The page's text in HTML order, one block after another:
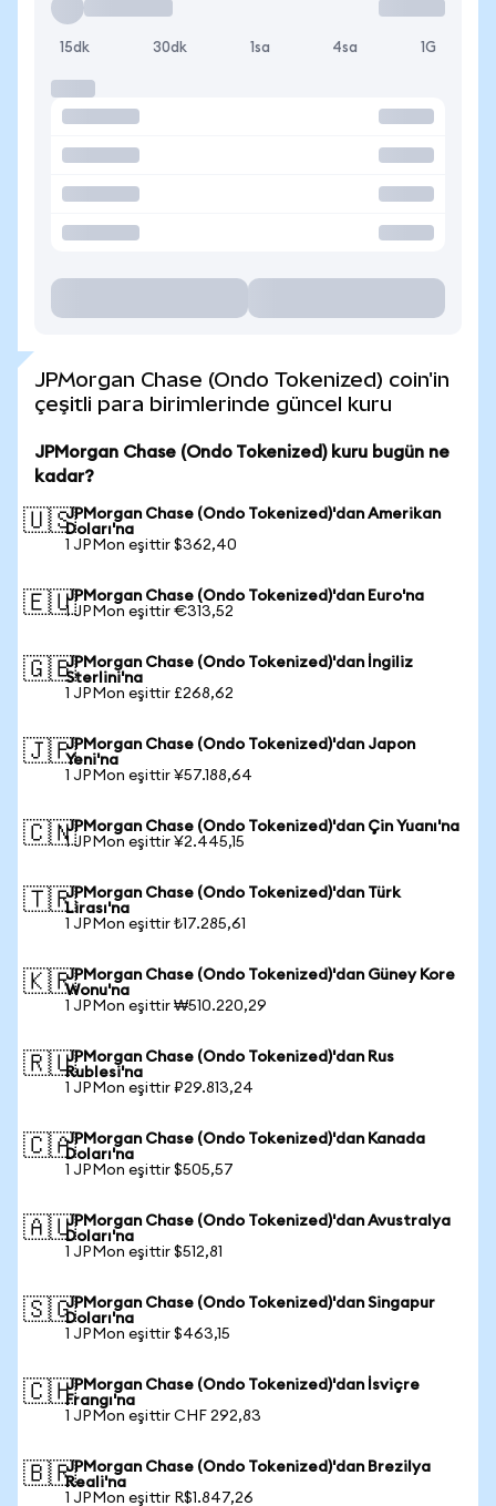
15dk 30dk 1sa 4sa 1G
JPMorgan Chase (Ondo Tokenized) coin'in
çeşitli para birimlerinde güncel kuru
JPMorgan Chase (Ondo Tokenized) kuru bugün ne
kadar?
🇺🇸JPMorgan Chase (Ondo Tokenized)'dan Amerikan
Doları'na
1 JPMon eşittir $362,40
🇪🇺JPMorgan Chase (Ondo Tokenized)'dan Euro'na
1 JPMon eşittir €313,52
🇬🇧JPMorgan Chase (Ondo Tokenized)'dan İngiliz
Sterlini'na
1 JPMon eşittir £268,62
🇯🇵JPMorgan Chase (Ondo Tokenized)'dan Japon
Yeni'na
1 JPMon eşittir ¥57.188,64
🇨🇳JPMorgan Chase (Ondo Tokenized)'dan Çin Yuanı'na
1 JPMon eşittir ¥2.445,15
🇹🇷JPMorgan Chase (Ondo Tokenized)'dan Türk
Lirası'na
1 JPMon eşittir ₺17.285,61
🇰🇷JPMorgan Chase (Ondo Tokenized)'dan Güney Kore
Wonu'na
1 JPMon eşittir ₩510.220,29
🇷🇺JPMorgan Chase (Ondo Tokenized)'dan Rus
Rublesi'na
1 JPMon eşittir ₽29.813,24
🇨🇦JPMorgan Chase (Ondo Tokenized)'dan Kanada
Doları'na
1 JPMon eşittir $505,57
🇦🇺JPMorgan Chase (Ondo Tokenized)'dan Avustralya
Doları'na
1 JPMon eşittir $512,81
🇸🇬JPMorgan Chase (Ondo Tokenized)'dan Singapur
Doları'na
1 JPMon eşittir $463,15
🇨🇭JPMorgan Chase (Ondo Tokenized)'dan İsviçre
Frangı'na
1 JPMon eşittir CHF 292,83
🇧🇷JPMorgan Chase (Ondo Tokenized)'dan Brezilya
Reali'na
1 JPMon eşittir R$1.847,26